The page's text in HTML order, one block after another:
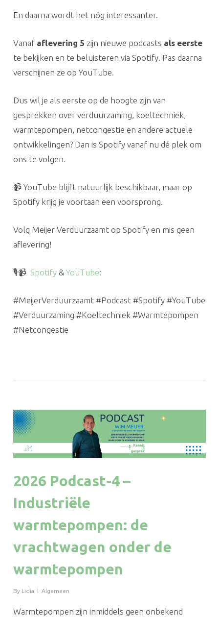
En daarna wordt het nóg interessanter.
Vanaf aflevering 5 zijn nieuwe podcasts als eerste
te bekijken en te beluisteren via Spotify. Pas daarna
verschijnen ze op YouTube.
Dus wil je als eerste op de hoogte zijn van
gesprekken over verduurzaming, koeltechniek,
warmtepompen, netcongestie en andere actuele
ontwikkelingen? Dan is Spotify vanaf nu dé plek om
ons te volgen.
📹 YouTube blijft natuurlijk beschikbaar, maar op
Spotify krijg je voortaan een voorsprong.
Volg Meijer Verduurzaamt op Spotify en mis geen
aflevering!
🎙️📹 Spotify& YouTube:
#MeijerVerduurzaamt #Podcast #Spotify #YouTube
#Verduurzaming #Koeltechniek #Warmtepompen
#Netcongestie
2026 Podcast-4 –
Industriële
warmtepompen: de
vrachtwagen onder de
warmtepompen
By Lidia Algemeen
Warmtepompen zijn inmiddels geen onbekend